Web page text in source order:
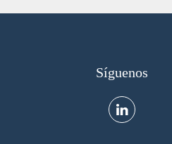
Síguenos